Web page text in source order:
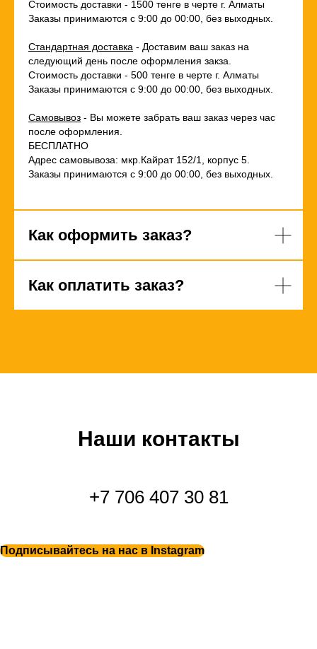
Стоимость доставки - 1500 тенге в черте г. Алматы
Заказы принимаются с 9:00 до 00:00, без выходных.
Стандартная доставка - Доставим ваш заказ на
следующий день после оформления закза.
Стоимость доставки - 500 тенге в черте г. Алматы
Заказы принимаются с 9:00 до 00:00, без выходных.
Самовывоз - Вы можете забрать ваш заказ через час
после оформления.
БЕСПЛАТНО
Адрес самовывоза: мкр.Кайрат 152/1, корпус 5.
Заказы принимаются с 9:00 до 00:00, без выходных.
Как оформить заказ?
Как оплатить заказ?
Наши контакты
+7 706 407 30 81
Подписывайтесь на нас в Instagram